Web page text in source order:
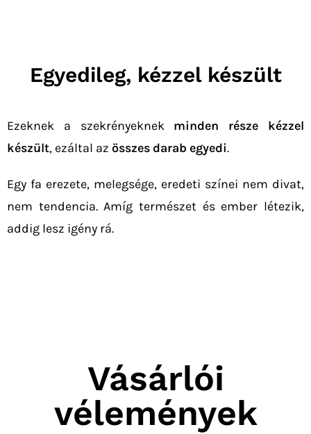
Egyedileg, kézzel készült
Ezeknek a szekrényeknek minden része kézzel
készült, ezáltal az összes darab egyedi.
Egy fa erezete, melegsége, eredeti színei nem divat,
nem tendencia. Amíg természet és ember létezik,
addig lesz igény rá.
Vásárlói
vélemények